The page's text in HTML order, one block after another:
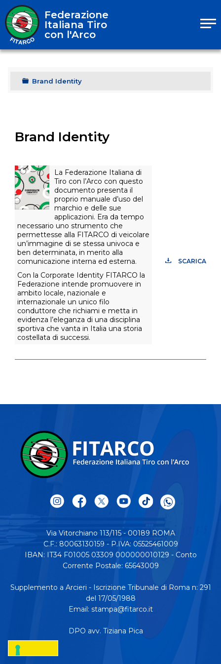
Federazione
Italiana Tiro
con l'Arco
Brand Identity
Brand Identity
SCARICA
La Federazione Italiana di
Tiro con l’Arco con questo
documento presenta il
proprio manuale d’uso del
marchio e delle sue
applicazioni. Era da tempo
necessario uno strumento che
permettesse alla FITARCO di veicolare
un’immagine di se stessa univoca e
ben determinata, in merito alla
comunicazione interna ed esterna.
Con la Corporate Identity FITARCO la
Federazione intende promuovere in
ambito locale, nazionale e
internazionale un unico filo
conduttore che richiami e metta in
evidenza l’eleganza di una disciplina
sportiva che vanta in Italia una storia
costellata di successi.
Via Vitorchiano 113/115 - 00189 ROMA
C.F.: 80063130159 - P.IVA: 05525461009
IBAN: IT34 F01005 03309 000000010129 - Conto
Corrente Postale: 65643009
Supplemento a Arcieri - Iscrizione Tribunale di Roma n: 291
del 17/05/1988
Email: stampa@fitarco.it
DPO avv. Tiziana Pica